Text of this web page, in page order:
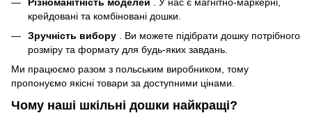
крейдовані та комбіновані дошки.
Зручність вибору . Ви можете підібрати дошку потрібного
розміру та формату для будь-яких завдань.
Ми працюємо разом з польським виробником, тому
пропонуємо якісні товари за доступними цінами.
Чому наші шкільні дошки найкращі?